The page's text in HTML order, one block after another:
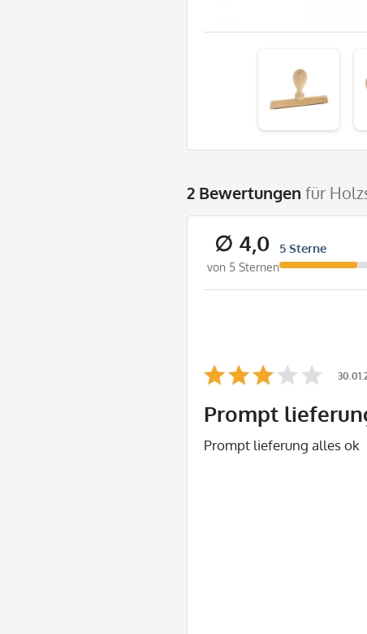
2 Bewertungen für
∅ 4,0
von 5 Sternen
5 Sterne
Prompt
Prompt lieferung alles ok